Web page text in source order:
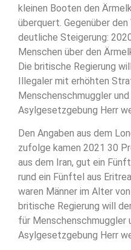
kleinen Booten den
überquert. Gegenüber
deutliche Steigerung:
Menschen über den
Die britische Regierung
Illegaler mit erhöhten
Menschenschmuggler
Asylgesetzgebung Herr
Den Angaben aus dem
zufolge kamen 2021 30
aus dem Iran, gut ein
rund ein Fünftel aus
waren Männer im Alter
britische Regierung will
für Menschenschmuggler
Asylgesetzgebung Herr